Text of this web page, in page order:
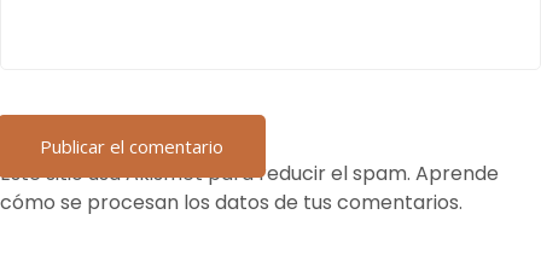
Este sitio usa Akismet para reducir el spam. Aprende
cómo se procesan los datos de tus comentarios.